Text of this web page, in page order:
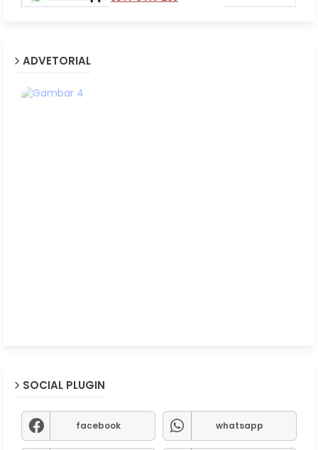
ADVETORIAL
SOCIAL PLUGIN
facebook whatsapp